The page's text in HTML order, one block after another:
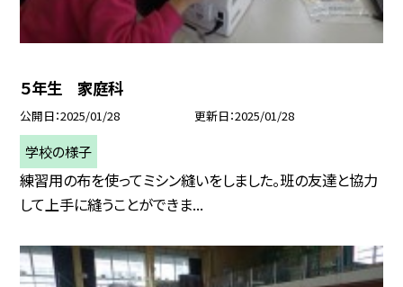
５年生 家庭科
公開日 2025/01/28 更新日 2025/01/28
学校の様子
練習用の布を使ってミシン縫いをしました。班の友達と協力
して上手に縫うことができま...